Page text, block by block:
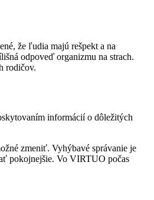
že ľudia majú rešpekt a na
odpoveď organizmu na strach.
rodičov.
informácií o dôležitých
zmeniť. Vyhýbavé správanie je
pokojnejšie. Vo VIRTUO počas